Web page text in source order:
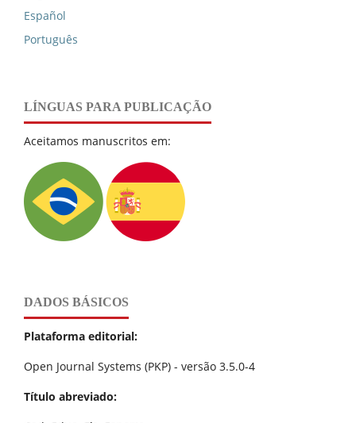
Español
Português
LÍNGUAS PARA PUBLICAÇÃO
Aceitamos manuscritos em:
DADOS BÁSICOS
Plataforma editorial:
Open Journal Systems (PKP) - versão 3.5.0-4
Título abreviado: